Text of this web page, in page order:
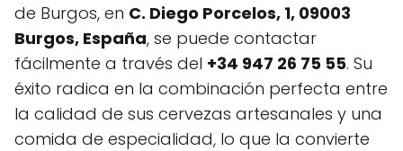
de Burgos, en C. Diego Porcelos, 1, 09003
Burgos, España, se puede contactar
fácilmente a través del +34 947 26 75 55. Su
éxito radica en la combinación perfecta entre
la calidad de sus cervezas artesanales y una
comida de especialidad, lo que la convierte